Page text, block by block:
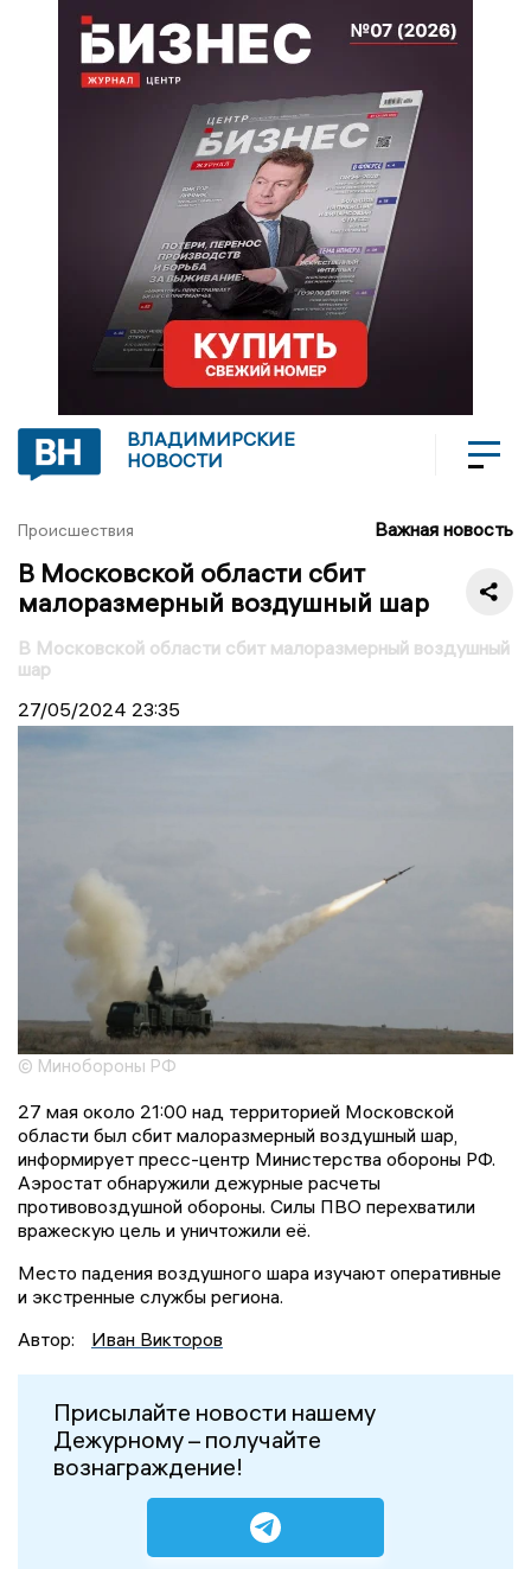
ВЛАДИМИРСКИЕ
НОВОСТИ
Происшествия Важная новость
В Московской области сбит
малоразмерный воздушный шар
В Московской области сбит малоразмерный воздушный
шар
27/05/2024 23:35
© Минобороны РФ
27 мая около 21:00 над территорией Московской
области был сбит малоразмерный воздушный шар,
информирует пресс-центр Министерства обороны РФ.
Аэростат обнаружили дежурные расчеты
противовоздушной обороны. Силы ПВО перехватили
вражескую цель и уничтожили её.
Место падения воздушного шара изучают оперативные
и экстренные службы региона.
Автор:
Иван Викторов
Присылайте новости нашему
Дежурному – получайте
вознаграждение!